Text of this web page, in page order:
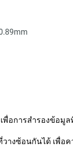
พื่อการสำรองข้อมูล
างซ้อนกันได้ เพื่อ